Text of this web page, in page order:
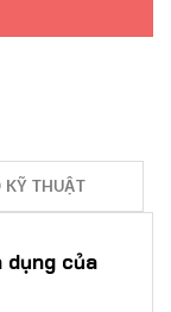
KỸ THUẬT
của